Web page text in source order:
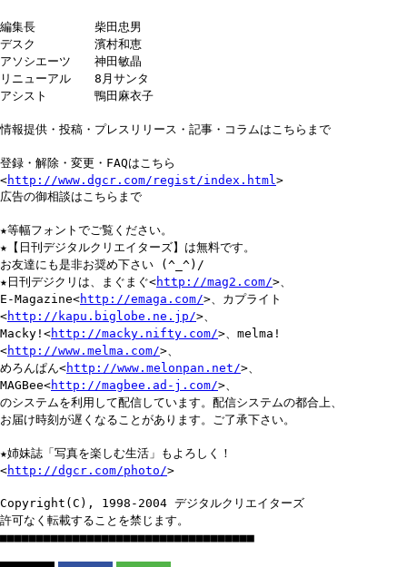
編集長 柴田忠男
デスク 濱村和恵
アソシエーツ 神田敏晶
リニューアル 8月サンタ
アシスト 鴨田麻衣子
情報提供・投稿・プレスリリース・記事・コラムはこちらまで
登録・解除・変更・FAQはこちら
<http://www.dgcr.com/regist/index.html >
広告の御相談はこちらまで
★等幅フォントでご覧ください。
★【日刊デジタルクリエイターズ】は無料です。
お友達にも是非お奨め下さい (^_^)/
★日刊デジクリは、まぐまぐ<http://mag2.com/>、
E-Magazine<http://emaga.com/>、カプライト
<http://kapu.biglobe.ne.jp/>、
Macky!<http://macky.nifty.com/>、melma!
<http://www.melma.com/>、
めろんぱん<http://www.melonpan.net/>、
MAGBee<http://magbee.ad-j.com/>、
のシステムを利用して配信しています。配信システムの都合上、
お届け時刻が遅くなることがあります。ご了承下さい。
★姉妹誌「写真を楽しむ生活」もよろしく！
<http://dgcr.com/photo/>
Copyright(C), 1998-2004 デジタルクリエイターズ
許可なく転載することを禁じます。
■■■■■■■■■■■■■■■■■■■■■■■■■■■■■■■■■■■